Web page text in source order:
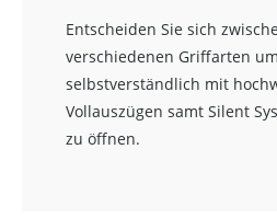
Entscheiden Sie sich
verschiedenen Griffarten
selbstverständlich mit
Vollauszügen samt Silent
zu öffnen.